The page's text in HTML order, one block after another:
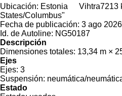
Ubicación: Estonia Vihtra7213
States/Columbus"
Fecha de publicación: 3 ago 2026
Id. de Autoline: NG50187
Descripción
Dimensiones totales: 13,34 m ×
Ejes
Ejes: 3
Suspensión: neumática/
Estado